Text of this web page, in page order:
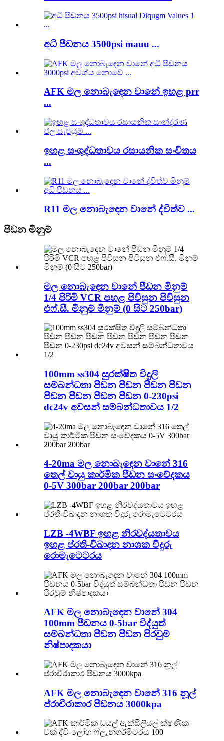
අධි පීඩනය 3500psi mauu ...
AFK මල නොබැඳෙන වානේ ඉහළ prr
...
ඉහළ සංශුද්ධතාවය රසායනික සංචිතය
...
R11 මල නොබැඳෙන වානේ ද්විත්ව ...
පීඩන මිනුම්
මල නොබැඳෙන වානේ පීඩන මිනුම්
1/4 පිරිමි VCR පහළ පිවිසුන පිවිසුන
එෆ්.සී. මිනුම් මිනුම් (0 සිට 250bar)
100mm ss304 සුරක්ෂිත විදුලි
සම්බන්ධතා පීඩන පීඩන පීඩන පීඩන
පීඩන පීඩන පීඩන පීඩන 0-230psi
dc24v අවසන් සම්බන්ධතාවය 1/2
4-20ma මල නොබැඳෙන වානේ 316
තෙල් වායු කාර්මික පීඩන සංවේදකය
0-5V 300bar 200bar 200bar
LZB -4WBF ඉහළ නිරවද්යතාවය
ඉහළ ප්රති-විඛාදන නාශක වීදුරු
රොමැටෙටරය
AFK මල නොබැඳෙන වානේ 304
100mm පීඩනය 0-5bar විද්යුත්
සම්බන්ධතා පීඩන පීඩන පිරවුම්
නිෂ්පාදකයා
AFK මල නොබැඳෙන වානේ 316 නූල්
ප්රාචීරාකාර පීඩනය 3000kpa